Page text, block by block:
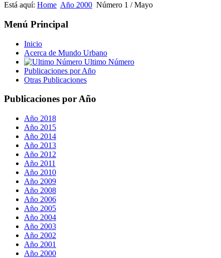
Está aquí: Home Año 2000 Número 1 / Mayo
Menú Principal
Inicio
Acerca de Mundo Urbano
Ultimo Número
Publicaciones por Año
Otras Publicaciones
Publicaciones por Año
Año 2018
Año 2015
Año 2014
Año 2013
Año 2012
Año 2011
Año 2010
Año 2009
Año 2008
Año 2006
Año 2005
Año 2004
Año 2003
Año 2002
Año 2001
Año 2000